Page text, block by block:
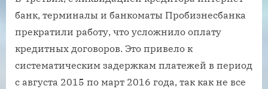
банк, терминалы и банкоматы Пробизнесбанка
прекратили работу, что усложнило оплату
кредитных договоров. Это привело к
систематическим задержкам платежей в период
с августа 2015 по март 2016 года, так как не все